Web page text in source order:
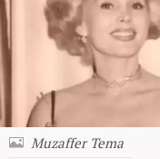
Muzaffer Tema